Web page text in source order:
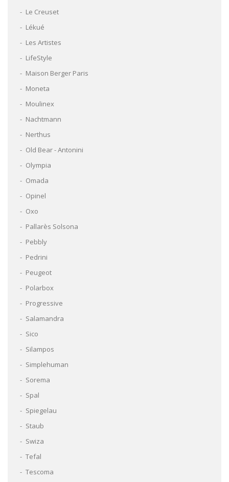
Le Creuset
Lékué
Les Artistes
LifeStyle
Maison Berger Paris
Moneta
Moulinex
Nachtmann
Nerthus
Old Bear - Antonini
Olympia
Omada
Opinel
Oxo
Pallarès Solsona
Pebbly
Pedrini
Peugeot
Polarbox
Progressive
Salamandra
Sico
Silampos
Simplehuman
Sorema
Spal
Spiegelau
Staub
Swiza
Tefal
Tescoma